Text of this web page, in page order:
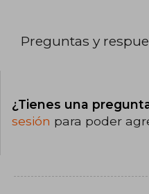
Preguntas y
¿Tienes una
sesión para poder